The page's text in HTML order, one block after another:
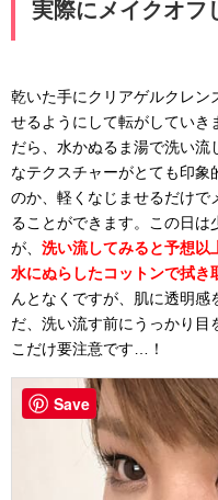
実際にメイクオフ
乾いた手にクリアゲルクレン
せるようにして転がしていき
だら、水かぬるま湯で洗い
なテクスチャーがとても印象
のか、軽くなじませるだけで
ることができます。この日は
が、 洗い流してみると予想以
水にぬらしたコットンで拭き
んとなくですが、肌に透明
だ、洗い流す前にうっかり目
こだけ要注意です…！
Save